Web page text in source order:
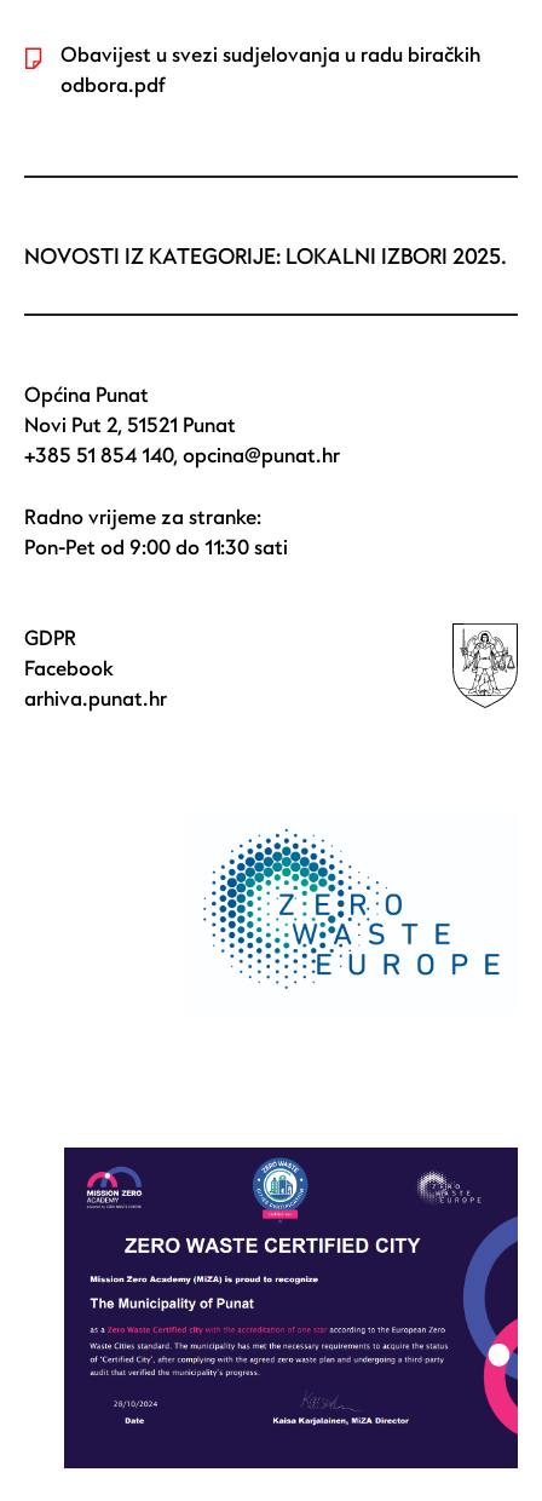
Obavijest u svezi sudjelovanja u radu biračkih
odbora.pdf
NOVOSTI IZ KATEGORIJE: LOKALNI IZBORI 2025.
Općina Punat
Novi Put 2, 51521 Punat
+385 51 854 140,opcina@punat.hr
Radno vrijeme za stranke:
Pon-Pet od 9:00 do 11:30 sati
GDPR
Facebook
arhiva.punat.hr